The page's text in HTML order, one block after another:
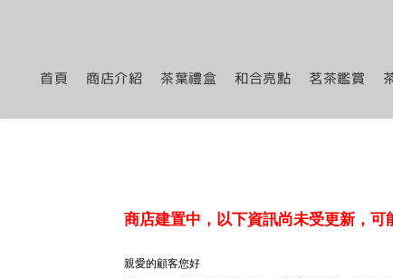
首頁 商店介紹 茶葉禮盒 和合亮點 茗茶鑑賞
商店建置中，以下資訊尚未受更新，可
親愛的顧客您好